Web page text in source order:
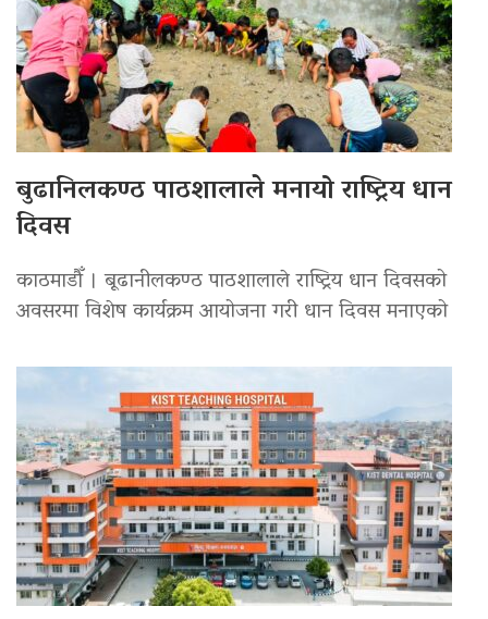
बुढानिलकण्ठ पाठशालाले मनायो राष्ट्रिय धान
दिवस
काठमाडौँ । बूढानीलकण्ठ पाठशालाले राष्ट्रिय धान दिवसको
अवसरमा विशेष कार्यक्रम आयोजना गरी धान दिवस मनाएको